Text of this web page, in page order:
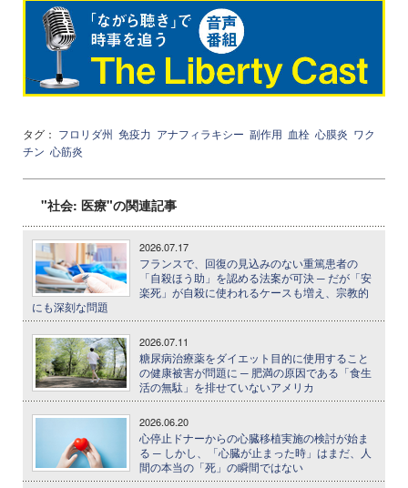
タグ： フロリダ州 免疫力 アナフィラキシー 副作用 血栓 心膜炎 ワク
チン 心筋炎
"社会: 医療"の関連記事
2026.07.17
フランスで、回復の見込みのない重篤患者の
「自殺ほう助」を認める法案が可決 ─ だが「安
楽死」が自殺に使われるケースも増え、宗教的
にも深刻な問題
2026.07.11
糖尿病治療薬をダイエット目的に使用すること
の健康被害が問題に ─ 肥満の原因である「食生
活の無駄」を排せていないアメリカ
2026.06.20
心停止ドナーからの心臓移植実施の検討が始ま
る ─ しかし、「心臓が止まった時」はまだ、人
間の本当の「死」の瞬間ではない